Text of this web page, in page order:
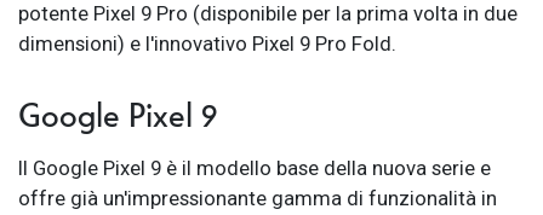
potente Pixel 9 Pro (disponibile per la prima volta in due
dimensioni) e l'innovativo Pixel 9 Pro Fold.
Google Pixel 9
Il Google Pixel 9 è il modello base della nuova serie e
offre già un'impressionante gamma di funzionalità in